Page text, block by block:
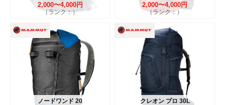
2,000〜4,000円
（ランク：）
2,000〜4,000円
（ランク：）
ノードワンド 20 クレオン プロ 30L